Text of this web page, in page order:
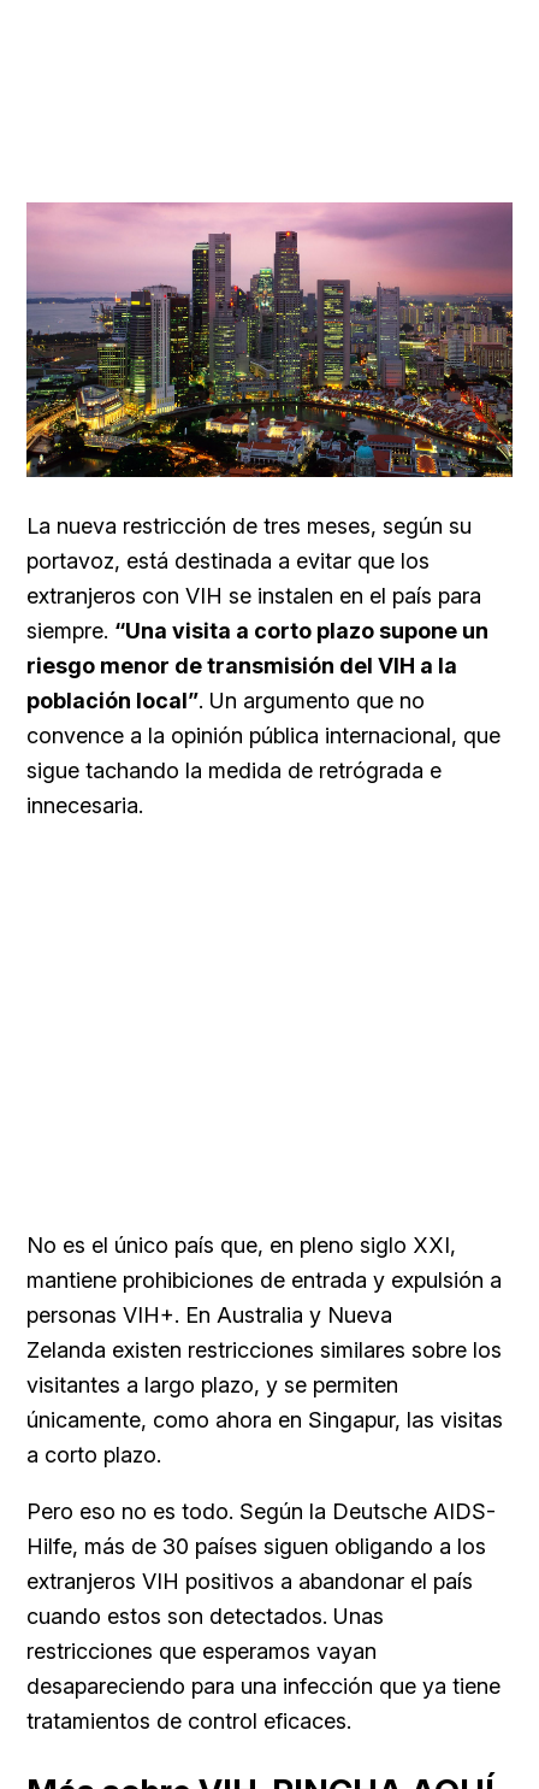
La nueva restricción de tres meses, según su
portavoz, está destinada a evitar que los
extranjeros con VIH se instalen en el país para
siempre. “Una visita a corto plazo supone un
riesgo menor de transmisión del VIH a la
población local”. Un argumento que no
convence a la opinión pública internacional, que
sigue tachando la medida de retrógrada e
innecesaria.
No es el único país que, en pleno siglo XXI,
mantiene prohibiciones de entrada y expulsión a
personas VIH+. En Australia y Nueva
Zelanda existen restricciones similares sobre los
visitantes a largo plazo, y se permiten
únicamente, como ahora en Singapur, las visitas
a corto plazo.
Pero eso no es todo. Según la Deutsche AIDS-
Hilfe, más de 30 países siguen obligando a los
extranjeros VIH positivos a abandonar el país
cuando estos son detectados. Unas
restricciones que esperamos vayan
desapareciendo para una infección que ya tiene
tratamientos de control eficaces.